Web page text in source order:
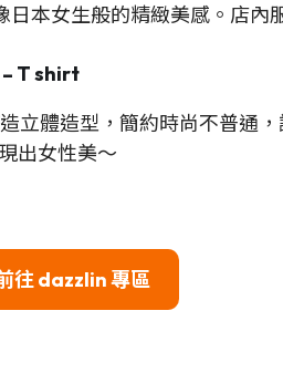
本女生般的精緻美感。店內
– T shirt
立體造型，簡約時尚不普通
出女性美～
往dazzlin專區